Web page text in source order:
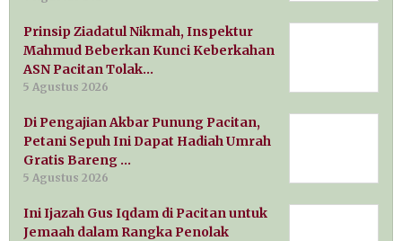
Prinsip Ziadatul Nikmah, Inspektur
Mahmud Beberkan Kunci Keberkahan
ASN Pacitan Tolak…
5 Agustus 2026
Di Pengajian Akbar Punung Pacitan,
Petani Sepuh Ini Dapat Hadiah Umrah
Gratis Bareng …
5 Agustus 2026
Ini Ijazah Gus Iqdam di Pacitan untuk
Jemaah dalam Rangka Penolak